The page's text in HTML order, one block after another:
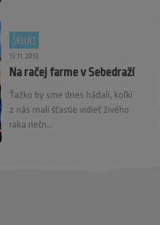
Školáci
13.11.2013
Na račej farme v Sebedraží
Ťažko by sme dnes hádali, koľkí
z nás mali šťastie vidieť živého
raka riečn...